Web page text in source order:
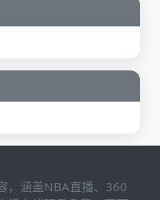
，涵盖NBA直播、360